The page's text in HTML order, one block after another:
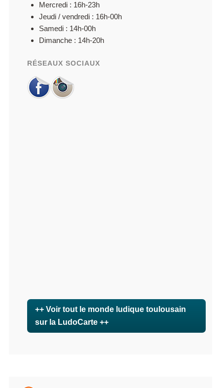
Mercredi : 16h-23h
Jeudi / vendredi : 16h-00h
Samedi : 14h-00h
Dimanche : 14h-20h
RÉSEAUX SOCIAUX
++ Voir tout le monde ludique toulousain
sur la LudoCarte ++